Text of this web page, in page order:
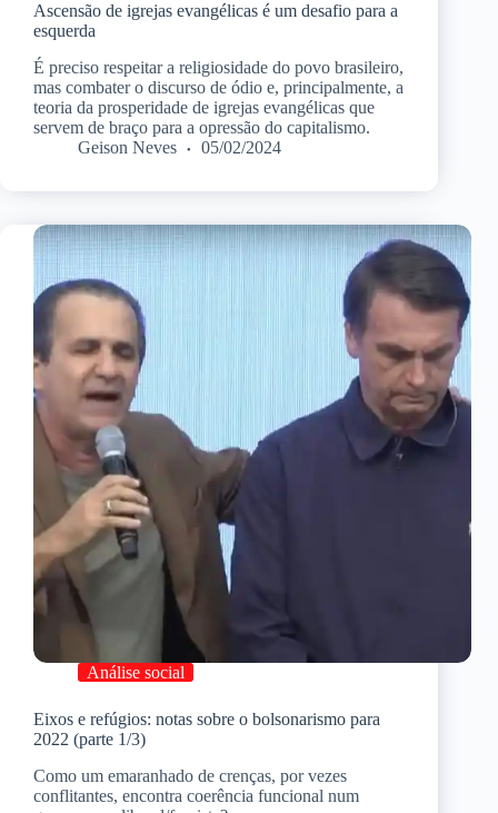
Ascensão de igrejas evangélicas é um desafio para a
esquerda
É preciso respeitar a religiosidade do povo brasileiro,
mas combater o discurso de ódio e, principalmente, a
teoria da prosperidade de igrejas evangélicas que
servem de braço para a opressão do capitalismo.
Geison Neves
05/02/2024
Análise social
Eixos e refúgios: notas sobre o bolsonarismo para
2022 (parte 1/3)
Como um emaranhado de crenças, por vezes
conflitantes, encontra coerência funcional num